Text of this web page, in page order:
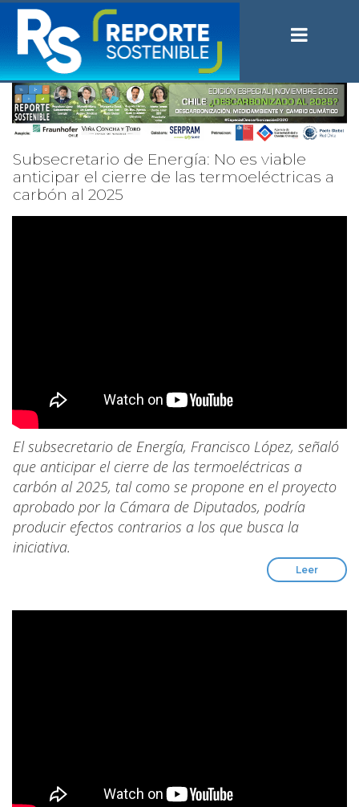
Subsecretario de Energía: No es viable
anticipar el cierre de las termoeléctricas a
carbón al 2025
El subsecretario de Energía, Francisco López, señaló
que anticipar el cierre de las termoeléctricas a
carbón al 2025, tal como se propone en el proyecto
aprobado por la Cámara de Diputados, podría
producir efectos contrarios a los que busca la
iniciativa.
Leer